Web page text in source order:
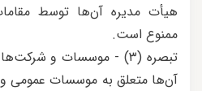
هیأت مدیره آن‌ها توسط
ممنوع است.
تبصره (۳) - موسسات و
آن‌ها متعلق به موسسات عمومی و